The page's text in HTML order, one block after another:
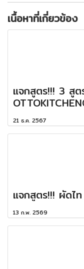
เนื้อหาที่เกี่ยวข้อง
แจกสูตร!!! 3 สูต
21 ธ.ค. 2567
แจกสูตร!!! ผัดไ
13 ก.พ. 2569